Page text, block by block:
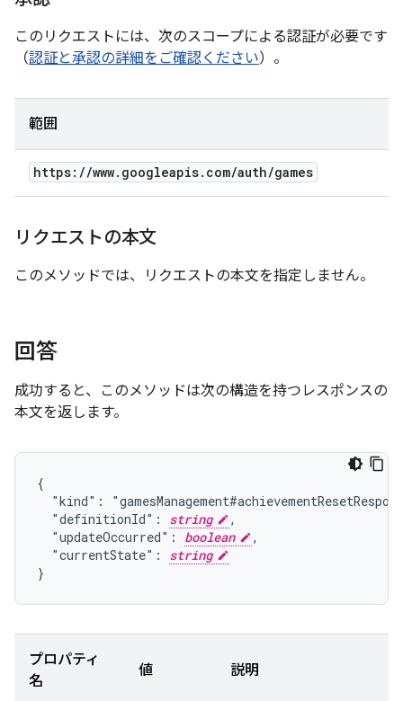
このリクエストには、次のスコープによる認証が必要です
（認証と承認の詳細をご確認ください）。
範囲
https: //www. googleapis. com/auth/games
リクエストの本文
このメソッドでは、リクエストの本文を指定しません。
回答
成功すると、このメソッドは次の構造を持つレスポンスの
本文を返します。
{
"kind":
  "definitionId":
string
,
  "updateOccurred":
boolean
,
  "currentState":
string
}
プロパティ
名
値 説明